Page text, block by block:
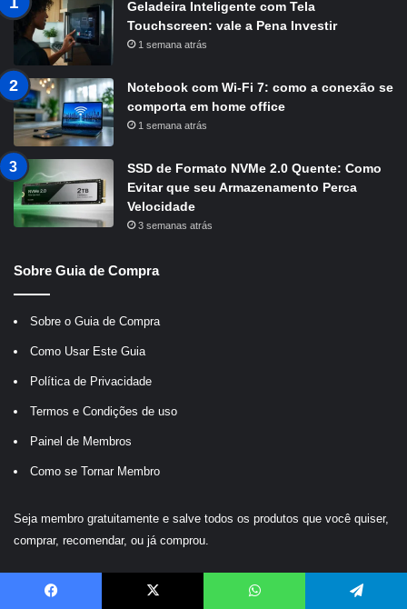
Geladeira Inteligente com Tela
Touchscreen: vale a Pena Investir
1 semana atrás
Notebook com Wi-Fi 7: como a conexão se
comporta em home office
1 semana atrás
SSD de Formato NVMe 2.0 Quente: Como
Evitar que seu Armazenamento Perca
Velocidade
3 semanas atrás
Sobre Guia de Compra
Sobre o Guia de Compra
Como Usar Este Guia
Política de Privacidade
Termos e Condições de uso
Painel de Membros
Como se Tornar Membro
Seja membro gratuitamente e salve todos os produtos que você quiser,
comprar, recomendar, ou já comprou.
Últimas Atualizações